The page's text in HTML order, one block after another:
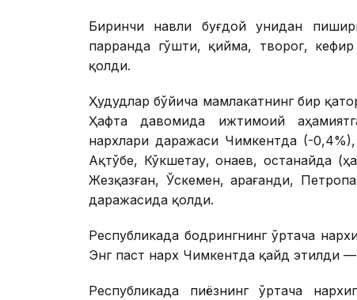
Биринчи навли буғдой унидан
парранда гўшти, қийма, творог,
қолди.
Ҳудудлар бўйича мамлакатнинг бир
Ҳафта давомида ижтимоий
нархлари даражаси Чимкентда (-
Ақтўбе, Кўкшетау, Қонаев, Қостанайда
Жезқазған, Ўскемен, Қарағанди,
даражасида қолди.
Республикада бодрингнинг ўртача
Энг паст нарх Чимкентда қайд этилди —
Республикада пиёзнинг ўртача